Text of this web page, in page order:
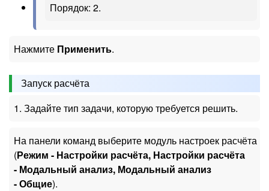
Порядок: 2.
Нажмите Применить.
Запуск расчёта
1. Задайте тип задачи, которую требуется решить.
На панели команд выберите модуль настроек расчёта
(Режим - Настройки расчёта, Настройки расчёта
- Модальный анализ, Модальный анализ
- Общие).